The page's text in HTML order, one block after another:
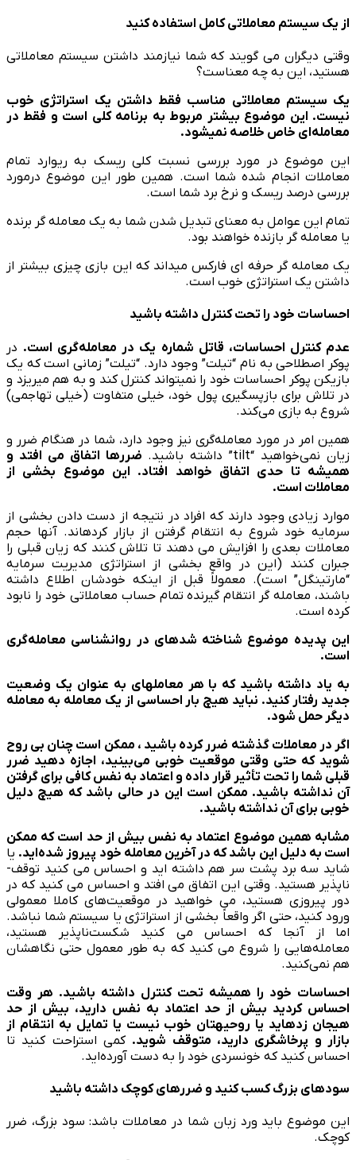
از یک سیستم معاملاتی کامل استفاده کنید
وقتی دیگران می گویند که شما نیازمند داشتن سیستم معاملاتی
هستید، این به چه معناست؟
یک سیستم معاملاتی مناسب فقط داشتن یک استراتژی خوب
نیست. این موضوع بیشتر مربوط به برنامه کلی است و فقط در
معامله­‌ای خاص خلاصه نمی­شود.
این موضوع در مورد بررسی نسبت کلی ریسک به ریوارد تمام
معاملات انجام شده شما است. همین طور این موضوع درمورد
بررسی درصد ریسک و نرخ برد شما است.
تمام این عوامل به معنای تبدیل شدن شما به یک معامله ‌گر برنده
یا معامله ‌گر بازنده خواهند بود.
یک معامله ‌گر حرفه ای فارکس می­داند که این بازی چیزی بیش­تر از
داشتن یک استراتژی خوب است.
احساسات خود را تحت کنترل داشته باشید
عدم کنترل احساسات، قاتل شماره یک در معامله­‌گری است. در
پوکر اصطلاحی به نام “تیلت” وجود دارد. “تیلت” زمانی است که یک
بازیکن پوکر احساسات خود را نمی­تواند کنترل کند و به هم می­ریزد و
در تلاش برای بازپس­گیری پول خود، خیلی متفاوت (خیلی تهاجمی)
شروع به بازی می‌کند.
همین امر در مورد معامله­‌گری نیز وجود دارد، شما در هنگام ضرر و
زیان نمی‌خواهید “tilt” داشته باشید.
ضررها اتفاق می افتد و
همیشه تا حدی اتفاق خواهد افتاد. این موضوع بخشی از
معاملات است.
موارد زیادی وجود دارند که افراد در نتیجه از دست دادن بخشی از
سرمایه خود شروع به انتقام گرفتن از بازار کرده­اند. آنها حجم
معاملات بعدی را افزایش می دهند تا تلاش كنند كه زیان قبلی را
جبران كنند (این در واقع بخشی از استراتژی مدیریت سرمایه
“مارتینگل” است). معمولاً قبل از اینکه خودشان اطلاع داشته
باشند، معامله ­گر انتقام گیرنده تمام حساب معاملاتی خود را نابود
کرده است.
این پدیده موضوع شناخته شده­ای در روانشناسی معامله­‌گری
است.
به یاد داشته باشید که با هر معامله­ای به عنوان یک وضعیت
جدید رفتار کنید. نباید هیچ بار احساسی از یک معامله به معامله
دیگر حمل شود.
اگر در معاملات گذشته ضرر کرده باشید ، ممکن است چنان بی روح
شوید که حتی وقتی موقعیت خوبی می­‌بینید، اجازه دهید ضرر
قبلی شما را تحت تأثیر قرار داده و اعتماد به نفس کافی برای گرفتن
آن نداشته باشید. ممکن است این در حالی باشد که هیچ دلیل
خوبی برای آن نداشته باشید.
مشابه همین موضوع اعتماد به نفس بیش از حد است که ممکن
است به دلیل این باشد که در آخرین معامله خود پیروز شده‌اید. یا
شاید سه برد پشت سر هم داشته اید و احساس می کنید توقف‌­
ناپذیر هستید. وقتی این اتفاق می افتد و احساس می کنید که در
دور پیروزی هستید، می خواهید در موقعیت­‌های کاملا معمولی
ورود کنید، حتی اگر واقعاً بخشی از استراتژی یا سیستم شما نباشد.
اما از آنجا که احساس می کنید شکست‌ناپذیر هستید،
معامله‌هایی را شروع می کنید که به طور معمول حتی نگاهشان
هم نمی‌­کنید.
احساسات خود را همیشه تحت کنترل داشته باشید. هر وقت
احساس کردید بیش از حد اعتماد به نفس دارید، بیش از حد
هیجان زده­اید یا روحیه­تان خوب نیست یا تمایل به انتقام از
بازار و پرخاشگری دارید، متوقف شوید. کمی استراحت کنید تا
احساس کنید که خونسردی خود را به دست آورده‌­اید.
سودهای بزرگ کسب کنید و ضررهای کوچک داشته باشید
این موضوع باید ورد زبان شما در معاملات باشد: سود بزرگ، ضرر
کوچک.